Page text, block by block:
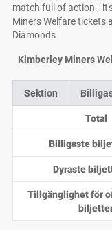
match full of
Miners Welfare tickets
Diamonds
Sektion
Total
Billigaste
Dyraste
Tillgänglighet för
Kimberley Miners